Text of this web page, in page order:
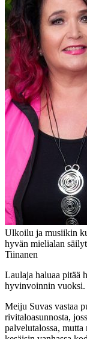
Ulkoilu ja musiikin
hyvän mielialan
Tiinanen
Laulaja haluaa pitää
hyvinvoinnin vuoksi.
Meiju Suvas vastaa
rivitaloasunnosta,
palvelutalossa,